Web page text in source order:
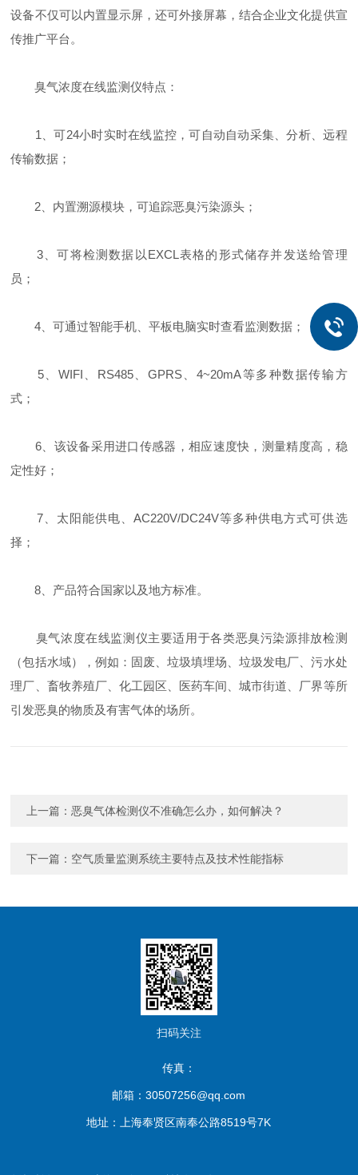
设备不仅可以内置显示屏，还可外接屏幕，结合企业文化提供宣
传推广平台。
臭气浓度在线监测仪特点：
1、可24小时实时在线监控，可自动自动采集、分析、远程
传输数据；
2、内置溯源模块，可追踪恶臭污染源头；
3、可将检测数据以EXCL表格的形式储存并发送给管理
员；
4、可通过智能手机、平板电脑实时查看监测数据；
5、WIFI、RS485、GPRS、4~20mA等多种数据传输方
式；
6、该设备采用进口传感器，相应速度快，测量精度高，稳
定性好；
7、太阳能供电、AC220V/DC24V等多种供电方式可供选
择；
8、产品符合国家以及地方标准。
臭气浓度在线监测仪主要适用于各类恶臭污染源排放检测
（包括水域），例如：固废、垃圾填埋场、垃圾发电厂、污水处
理厂、畜牧养殖厂、化工园区、医药车间、城市街道、厂界等所
引发恶臭的物质及有害气体的场所。
上一篇：恶臭气体检测仪不准确怎么办，如何解决？
下一篇： 空气质量监测系统主要特点及技术性能指标
扫码关注
传真：
邮箱：30507256@qq.com
地址：上海奉贤区南奉公路8519号7K